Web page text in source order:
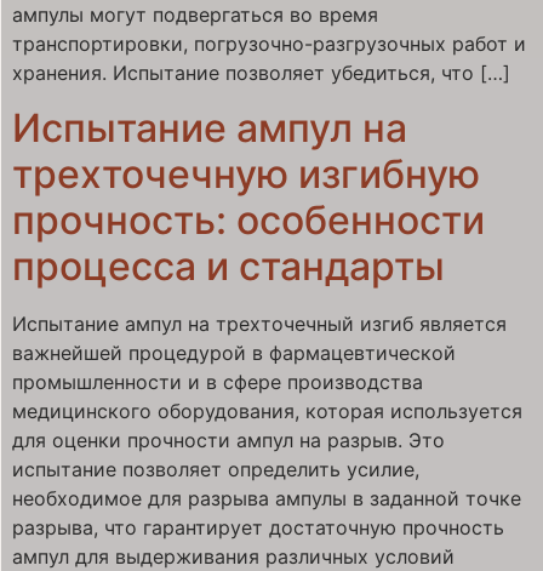
ампулы могут подвергаться во время
транспортировки, погрузочно-разгрузочных работ и
хранения. Испытание позволяет убедиться, что […]
Испытание ампул на
трехточечную изгибную
прочность: особенности
процесса и стандарты
Испытание ампул на трехточечный изгиб является
важнейшей процедурой в фармацевтической
промышленности и в сфере производства
медицинского оборудования, которая используется
для оценки прочности ампул на разрыв. Это
испытание позволяет определить усилие,
необходимое для разрыва ампулы в заданной точке
разрыва, что гарантирует достаточную прочность
ампул для выдерживания различных условий